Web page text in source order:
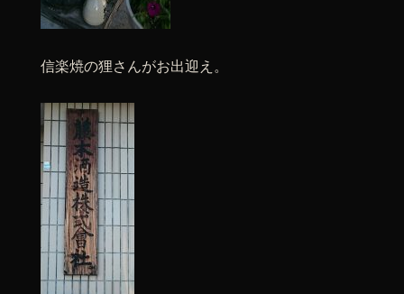
信楽焼の狸さんがお出迎え。